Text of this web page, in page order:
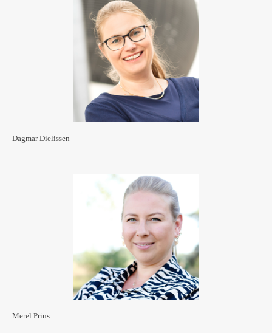
Dagmar Dielissen
Merel Prins